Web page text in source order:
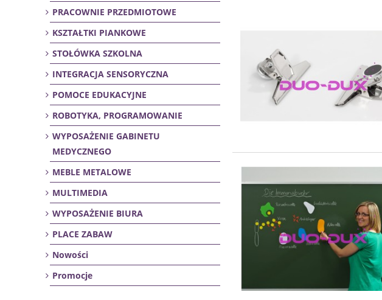
PRACOWNIE PRZEDMIOTOWE
KSZTAŁTKI PIANKOWE
STOŁÓWKA SZKOLNA
INTEGRACJA SENSORYCZNA
POMOCE EDUKACYJNE
ROBOTYKA, PROGRAMOWANIE
WYPOSAŻENIE GABINETU
MEDYCZNEGO
MEBLE METALOWE
MULTIMEDIA
WYPOSAŻENIE BIURA
PLACE ZABAW
Nowości
Promocje